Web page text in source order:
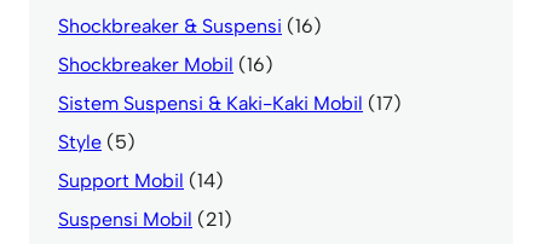
Shockbreaker & Suspensi (16)
Shockbreaker Mobil (16)
Sistem Suspensi & Kaki-Kaki Mobil (17)
Style (5)
Support Mobil (14)
Suspensi Mobil (21)